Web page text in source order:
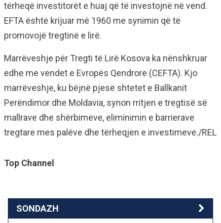
tërheqë investitorët e huaj që të investojnë në vend.
EFTA është krijuar më 1960 me synimin që të
promovojë tregtinë e lirë.
Marrëveshje për Tregti të Lirë Kosova ka nënshkruar
edhe me vendet e Evropës Qendrore (CEFTA). Kjo
marrëveshje, ku bëjnë pjesë shtetet e Ballkanit
Perëndimor dhe Moldavia, synon rritjen e tregtisë së
mallrave dhe shërbimeve, eliminimin e barrierave
tregtare mes palëve dhe tërheqjen e investimeve./REL
Top Channel
SONDAZH